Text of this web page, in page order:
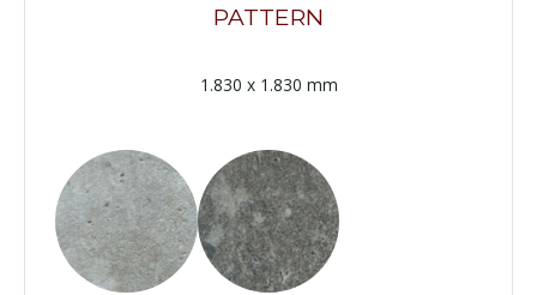
PATTERN
1.830 x 1.830 mm